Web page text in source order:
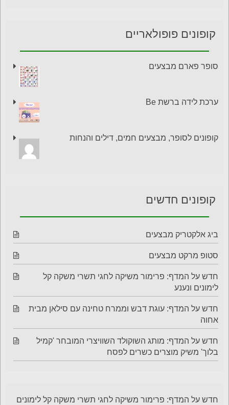
קופונים פופולאריים
סופר פארם מבצעים
ערכת לידה ברשת Be
קופונים לסופר, מבצעים חמים, דילים והנחות
קופונים חדשים
ביג אלקטריק מבצעים
סטופ מרקט מבצעים
חדש על המדף: פרימור משיקה לחגי תשרי משקה קל
לימונים ונענע
חדש על המדף: עוגת דבש וממרח טחינה עם סילאן מבית
אחוה
חדש על המדף: מותג השוקולד השוויצרי המובחר 'קמיל
בלוך' משיק מוצרים כשרים לפסח
חדש על המדף: פרימור משיקה לחגי תשרי משקה קל לימונים